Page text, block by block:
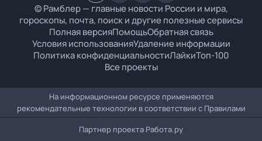
© Рамблер — главные новости России и мира,
гороскопы, почта, поиск и другие полезные сервисы
Полная версияПомощьОбратная связь
Условия использованияУдаление информации
Политика конфиденциальностиЛайкиТоп-100
Все проекты
На информационном ресурсе применяются
рекомендательные технологии в соответствии с Правилами
Партнер проекта Работа.ру